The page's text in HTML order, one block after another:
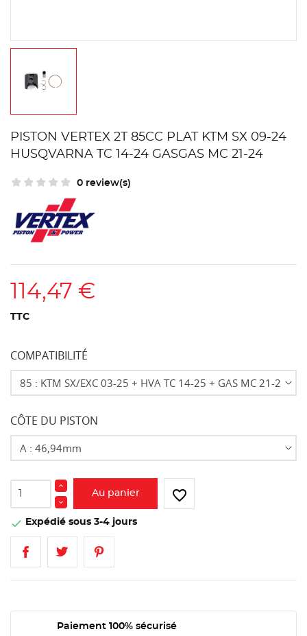
PISTON VERTEX 2T 85CC PLAT KTM SX 09-24
HUSQVARNA TC 14-24 GASGAS MC 21-24
0 review(s)
114,47 €
TTC
COMPATIBILITÉ
CÔTE DU PISTON
Au panier favorite_border
 Expédié sous 3-4 jours
Paiement 100% sécurisé